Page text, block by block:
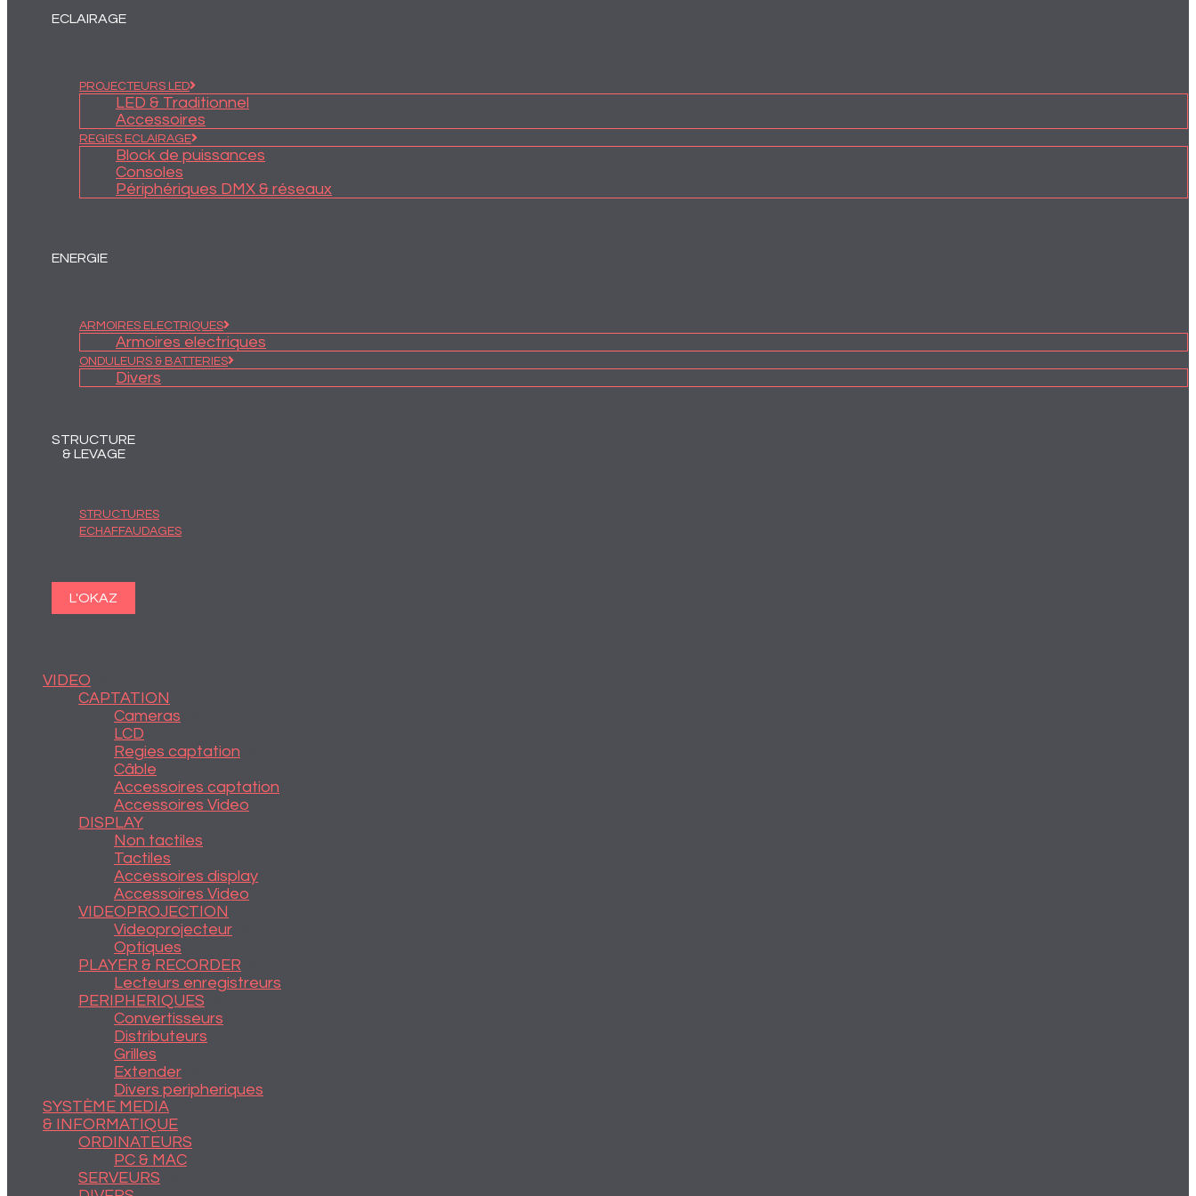
ECLAIRAGE
PROJECTEURS LED
LED & Traditionnel
Accessoires
REGIES ECLAIRAGE
Block de puissances
Consoles
Périphériques DMX & réseaux
ENERGIE
ARMOIRES ELECTRIQUES
Armoires electriques
ONDULEURS & BATTERIES
Divers
STRUCTURE
& LEVAGE
STRUCTURES
ECHAFFAUDAGES
L'OKAZ
VIDEO
CAPTATION
Cameras
LCD
Regies captation
Câble
Accessoires captation
Accessoires Video
DISPLAY
Non tactiles
Tactiles
Accessoires display
Accessoires Video
VIDEOPROJECTION
Videoprojecteur
Optiques
PLAYER & RECORDER
Lecteurs enregistreurs
PERIPHERIQUES
Convertisseurs
Distributeurs
Grilles
Extender
Divers peripheriques
SYSTÈME MEDIA
& INFORMATIQUE
ORDINATEURS
PC & MAC
SERVEURS